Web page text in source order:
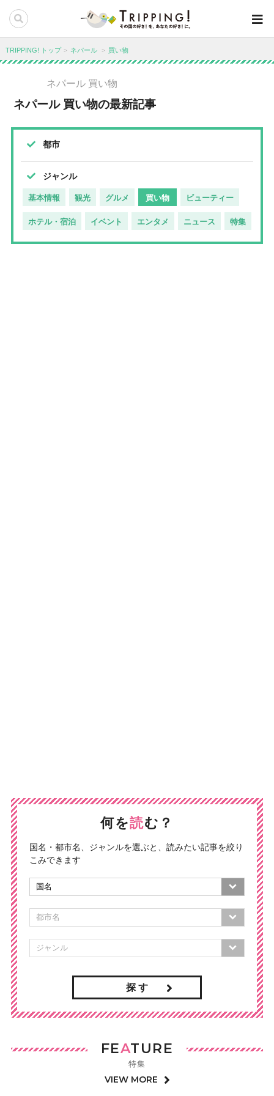
TRIPPING! トップ ネパール 買い物
ネパール 買い物
ネパール 買い物の最新記事
都市
ジャンル
基本情報 観光 グルメ 買い物 ビューティー
ホテル・宿泊 イベント エンタメ ニュース 特集
何を読む？
国名・都市名、ジャンルを選ぶと、読みたい記事を絞り
こみできます
探 す
FEATURE
特集
VIEW MORE